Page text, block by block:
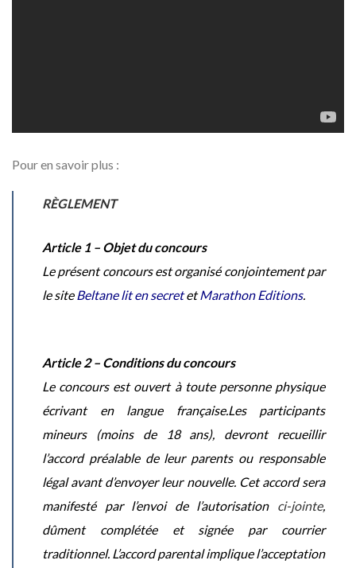
Pour en savoir plus :
RÈGLEMENT
Article 1 – Objet du concours
Le présent concours est organisé conjointement par
le siteBeltane lit en secretetMarathon Editions.
Article 2 – Conditions du concours
Le concours est ouvert à toute personne physique
écrivant en langue française. Les participants
mineurs (moins de 18 ans), devront recueillir
l’accord préalable de leur parents ou responsable
légal avant d’envoyer leur nouvelle. Cet accord sera
manifesté par l’envoi de l’autorisation ci-jointe,
dûment complétée et signée par courrier
traditionnel. L’accord parental implique l’acceptation